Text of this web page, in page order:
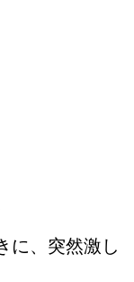
に、突然激し